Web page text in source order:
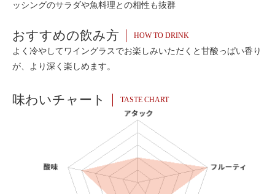
ッシングのサラダや魚料理との相性も抜群
おすすめの飲み方 HOW TO DRINK
よく冷やしてワイングラスでお楽しみいただくと甘酸っぱい香り
が、より深く楽しめます。
味わいチャート TASTE CHART